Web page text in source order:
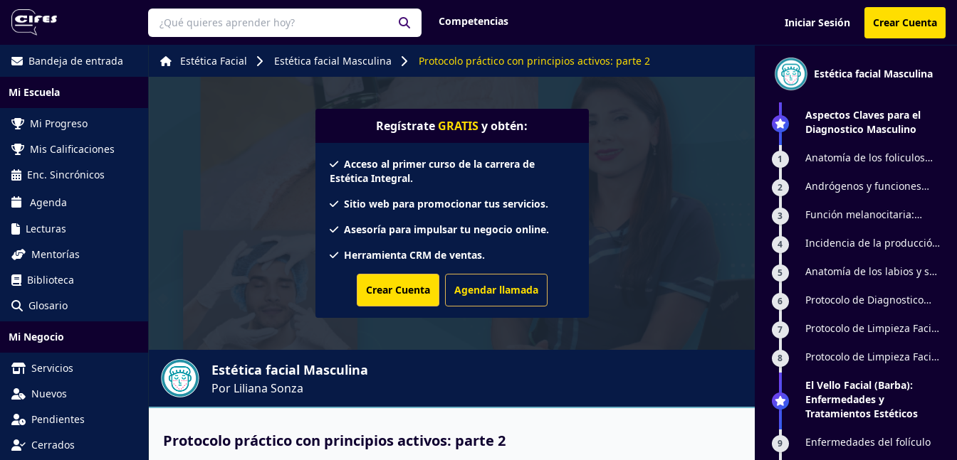
Competencias Iniciar Sesión Crear Cuenta
Bandeja de entrada
Mi Escuela
Mi Progreso
Mis Calificaciones
Enc. Sincrónicos
Agenda
Lecturas
Mentorías
Biblioteca
Glosario
Mi Negocio
Servicios
Nuevos
Pendientes
Cerrados
Estética Facial Estética facial Masculina Protocolo práctico con principios activos: parte 2
Regístrate GRATISy obtén:
Acceso al primer curso de la carrera de
Estética Integral.
Sitio web para promocionar tus servicios.
Asesoría para impulsar tu negocio online.
Herramienta CRM de ventas.
Crear Cuenta Agendar llamada
Estética facial Masculina
Por Liliana Sonza
Protocolo práctico con principios activos: parte 2
Estética facial Masculina
Aspectos Claves para el
Diagnostico Masculino
1
Anatomía de los foliculos
especificos
2
Andrógenos y funciones
3
Función melanocitaria:
4
Incidencia de la producción
5
Anatomía de los labios y su
de líneas marioneta
6
Protocolo de Diagnostico
7
Protocolo de Limpieza Facial
8
Protocolo de Limpieza Facial
El Vello Facial (Barba):
Enfermedades y
Tratamientos Estéticos
9 Enfermedades del folículo